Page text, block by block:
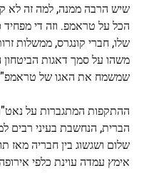
שיש הרבה ממנה, למה זה לא
הכל על טראמפ. וזה די מפחיד
שלו, חברי קונגרס, ממשלות
משהו על סמך דאגות
שמשמח את האגו של
ההתקפות המתגברות על
הברית, הנחשבת בעיני רבים
שלום ושגשוג בין חבריה
אימץ עמדה עוינת כלפי